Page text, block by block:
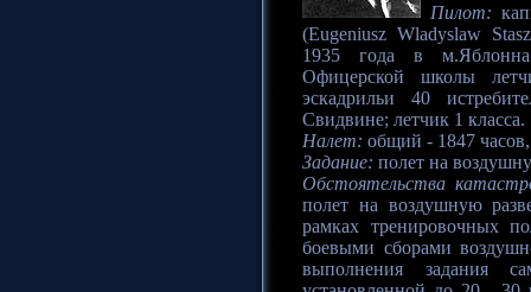
Пилот:
(Eugeniusz Wladyslaw
1935 года в
Офицерской школы
эскадрильи 40
Свидвине; летчик 1 класса.
Налет: общий - 1847
Задание: полет на
Обстоятельства
полет на воздушную
рамках тренировочных
боевыми сборами
выполнения задания